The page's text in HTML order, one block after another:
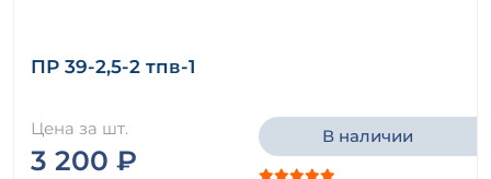
ПР 39-2,5-2 тпв-1
Цена за шт.
3 200 ₽
В наличии